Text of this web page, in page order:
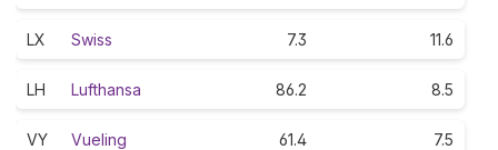
LX Swiss 7.3 11.6
LH Lufthansa 86.2 8.5
VY Vueling 61.4 7.5